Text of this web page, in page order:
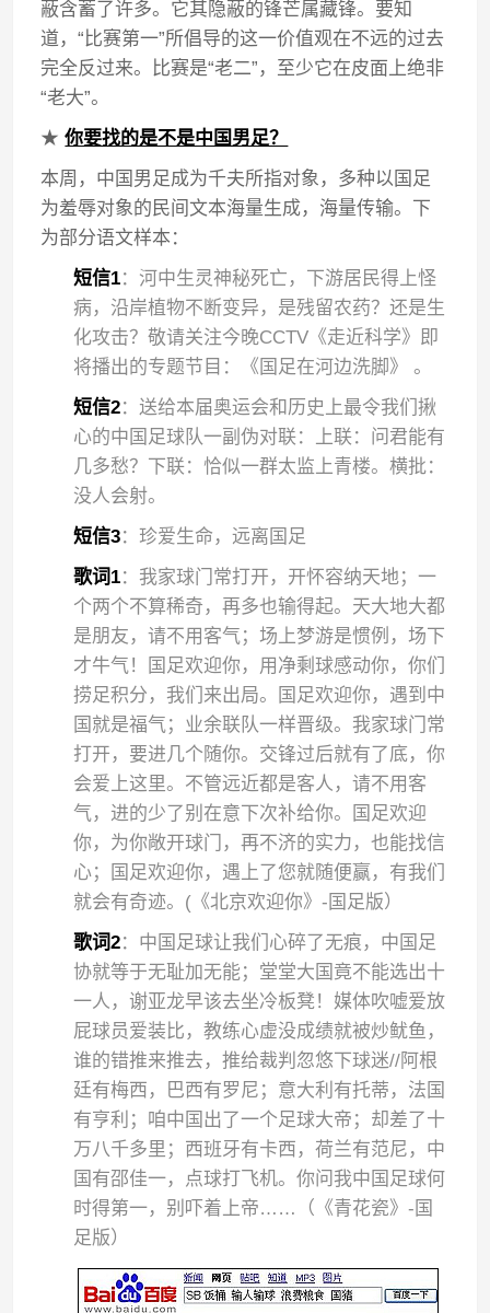
蔽含蓄了许多。它其隐蔽的锋芒属藏锋。要知
道，“比赛第一”所倡导的这一价值观在不远的过去
完全反过来。比赛是“老二”，至少它在皮面上绝非
“老大”。
★你要找的是不是中国男足？
本周，中国男足成为千夫所指对象，多种以国足
为羞辱对象的民间文本海量生成，海量传输。下
为部分语文样本：
短信1：河中生灵神秘死亡，下游居民得上怪
病，沿岸植物不断变异，是残留农药？还是生
化攻击？敬请关注今晚CCTV《走近科学》即
将播出的专题节目：《国足在河边洗脚》 。
短信2：送给本届奥运会和历史上最令我们揪
心的中国足球队一副伪对联：上联：问君能有
几多愁？下联：恰似一群太监上青楼。横批：
没人会射。
短信3：珍爱生命，远离国足
歌词1：我家球门常打开，开怀容纳天地；一
个两个不算稀奇，再多也输得起。天大地大都
是朋友，请不用客气；场上梦游是惯例，场下
才牛气！国足欢迎你，用净剩球感动你，你们
捞足积分，我们来出局。国足欢迎你，遇到中
国就是福气；业余联队一样晋级。我家球门常
打开，要进几个随你。交锋过后就有了底，你
会爱上这里。不管远近都是客人，请不用客
气，进的少了别在意下次补给你。国足欢迎
你，为你敞开球门，再不济的实力，也能找信
心；国足欢迎你，遇上了您就随便赢，有我们
就会有奇迹。(《北京欢迎你》-国足版）
歌词2：中国足球让我们心碎了无痕，中国足
协就等于无耻加无能；堂堂大国竟不能选出十
一人，谢亚龙早该去坐冷板凳！媒体吹嘘爱放
屁球员爱装比，教练心虚没成绩就被炒鱿鱼，
谁的错推来推去，推给裁判忽悠下球迷//阿根
廷有梅西，巴西有罗尼；意大利有托蒂，法国
有亨利；咱中国出了一个足球大帝；却差了十
万八千多里；西班牙有卡西，荷兰有范尼，中
国有邵佳一，点球打飞机。你问我中国足球何
时得第一，别吓着上帝……（《青花瓷》-国
足版）